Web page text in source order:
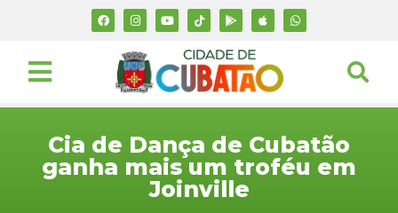
Cia de Dança de Cubatão
ganha mais um troféu em
Joinville